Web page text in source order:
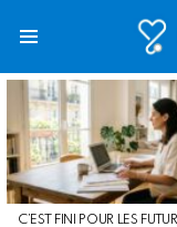
LATEST
STORIES
C’EST FINI POUR LES